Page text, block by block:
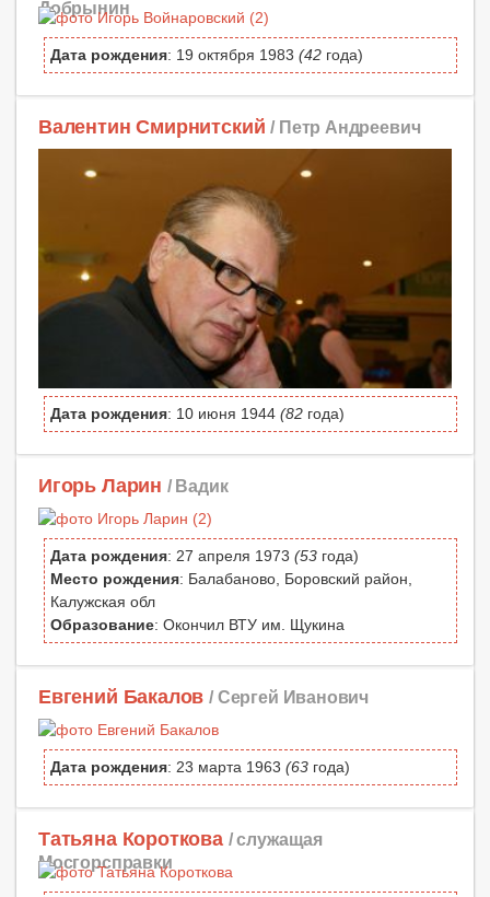
Добрынин
Дата рождения: 19 октября 1983 (42 года)
Валентин Смирнитский / Петр Андреевич
Дата рождения: 10 июня 1944 (82 года)
Игорь Ларин / Вадик
Дата рождения: 27 апреля 1973 (53 года)
Место рождения: Балабаново, Боровский район,
Калужская обл
Образование: Окончил ВТУ им. Щукина
Евгений Бакалов / Сергей Иванович
Дата рождения: 23 марта 1963 (63 года)
Татьяна Короткова / служащая
Мосгорсправки